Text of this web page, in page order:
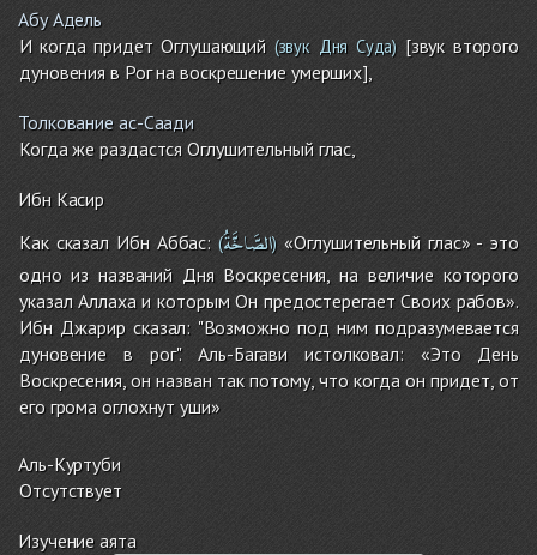
Абу Адель
И когда придет Оглушающий (звук Дня Суда) [звук второго
дуновения в Рог на воскрешение умерших],
Толкование ас-Саади
Когда же раздастся Оглушительный глас,
Ибн Касир
Как сказал Ибн Аббас: (الصَّاخَّةُ) «Оглушительный глас» - это
одно из названий Дня Воскресения, на величие которого
указал Аллаха и которым Он предостерегает Своих рабов».
Ибн Джарир сказал: "Возможно под ним подразумевается
дуновение в рог". Аль-Багави истолковал: «Это День
Воскресения, он назван так потому, что когда он придет, от
его грома оглохнут уши»
Аль-Куртуби
Отсутствует
Изучение аята